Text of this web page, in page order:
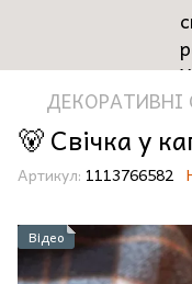
ДЕКОРАТИВНІ
🐻 Cвічка у
Артикул: 1113766582
Відео